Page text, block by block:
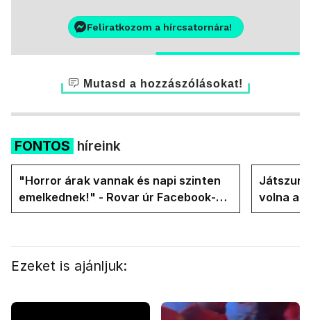
Feliratkozom a hírcsatornára!
Mutasd a hozzászólásokat!
FONTOS híreink
"Horror árak vannak és napi szinten
emelkednek!" - Rovar úr Facebook-
oldalán lázadnak a Tiszások
volna az
Ezeket is ajánljuk: